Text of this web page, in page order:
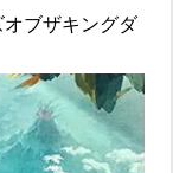
ブザキングダ